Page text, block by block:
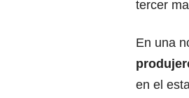
tercer
En una
en el